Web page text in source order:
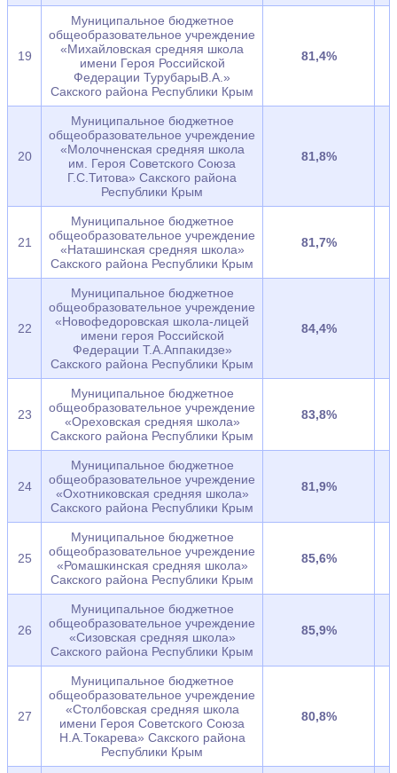
19
Муниципальное бюджетное
общеобразовательное учреждение
«Михайловская средняя школа
имени Героя Российской
Федерации ТурубарыВ.А.»
Сакского района Республики Крым
81,4%
20
Муниципальное бюджетное
общеобразовательное учреждение
«Молочненская средняя школа
им. Героя Советского Союза
Г.С.Титова» Сакского района
Республики Крым
81,8%
21
Муниципальное бюджетное
общеобразовательное учреждение
«Наташинская средняя школа»
Сакского района Республики Крым
81,7%
22
Муниципальное бюджетное
общеобразовательное учреждение
«Новофедоровская школа-лицей
имени героя Российской
Федерации Т.А.Аппакидзе»
Сакского района Республики Крым
84,4%
23
Муниципальное бюджетное
общеобразовательное учреждение
«Ореховская средняя школа»
Сакского района Республики Крым
83,8%
24
Муниципальное бюджетное
общеобразовательное учреждение
«Охотниковская средняя школа»
Сакского района Республики Крым
81,9%
25
Муниципальное бюджетное
общеобразовательное учреждение
«Ромашкинская средняя школа»
Сакского района Республики Крым
85,6%
26
Муниципальное бюджетное
общеобразовательное учреждение
«Сизовская средняя школа»
Сакского района Республики Крым
85,9%
27
Муниципальное бюджетное
общеобразовательное учреждение
«Столбовская средняя школа
имени Героя Советского Союза
Н.А.Токарева» Сакского района
Республики Крым
80,8%